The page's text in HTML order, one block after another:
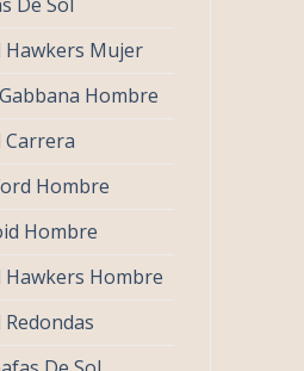
Hawkers Mujer
Hombre
Carrera
Hombre
Hombre
Hawkers Hombre
Redondas